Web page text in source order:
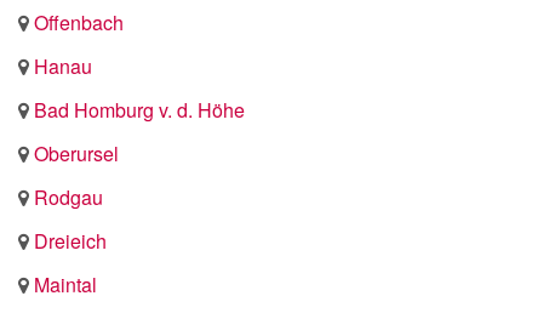
Offenbach
Hanau
Bad Homburg v. d. Höhe
Oberursel
Rodgau
Dreieich
Maintal